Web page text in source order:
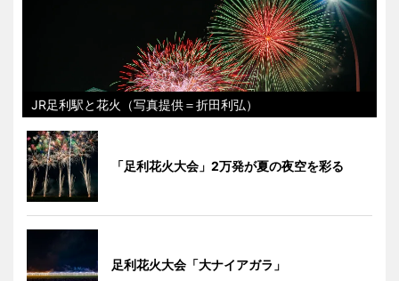
JR足利駅と花火（写真提供＝折田利弘）
「足利花火大会」2万発が夏の夜空を彩る
足利花火大会「大ナイアガラ」